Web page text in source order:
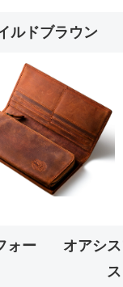
ルドブラウン
ォー
オアシ
ス